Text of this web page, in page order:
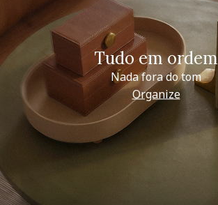
Tudo em ordem
Nada fora do tom
Organize